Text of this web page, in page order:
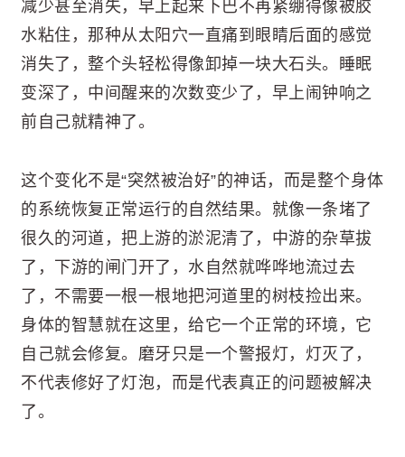
减少甚至消失，早上起来下巴不再紧绷得像被胶
水粘住，那种从太阳穴一直痛到眼睛后面的感觉
消失了，整个头轻松得像卸掉一块大石头。睡眠
变深了，中间醒来的次数变少了，早上闹钟响之
前自己就精神了。
这个变化不是“突然被治好”的神话，而是整个身体
的系统恢复正常运行的自然结果。就像一条堵了
很久的河道，把上游的淤泥清了，中游的杂草拔
了，下游的闸门开了，水自然就哗哗地流过去
了，不需要一根一根地把河道里的树枝捡出来。
身体的智慧就在这里，给它一个正常的环境，它
自己就会修复。磨牙只是一个警报灯，灯灭了，
不代表修好了灯泡，而是代表真正的问题被解决
了。